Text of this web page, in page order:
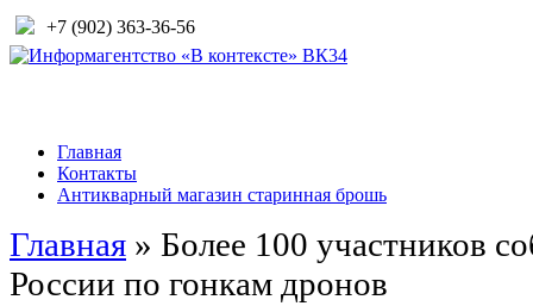
+7 (902) 363-36-56
Главная
Контакты
Антикварный магазин старинная брошь
Главная » Более 100 участников
России по гонкам дронов